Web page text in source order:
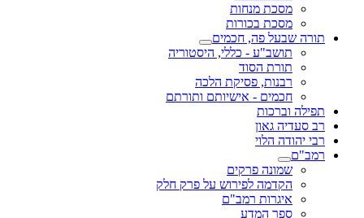
מסכת מנחות
מסכת בכורות
תורה שבעל פה, חכמים
תושב"ע - כללי, היסטוריה
תורת הסוד
רבנות, פסיקת הלכה
חכמים - אישיותם ותורתם
תפילה וברכות
רב סעדיה גאון
רבי יהודה הלוי
רמב"ם
שמונה פרקים
הקדמה לפירוש על פרק חלק
איגרות רמב"ם
ספר המדע